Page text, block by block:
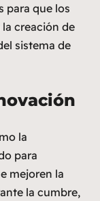
para que los
creación de
sistema de
la
para
mejoren la
la cumbre,